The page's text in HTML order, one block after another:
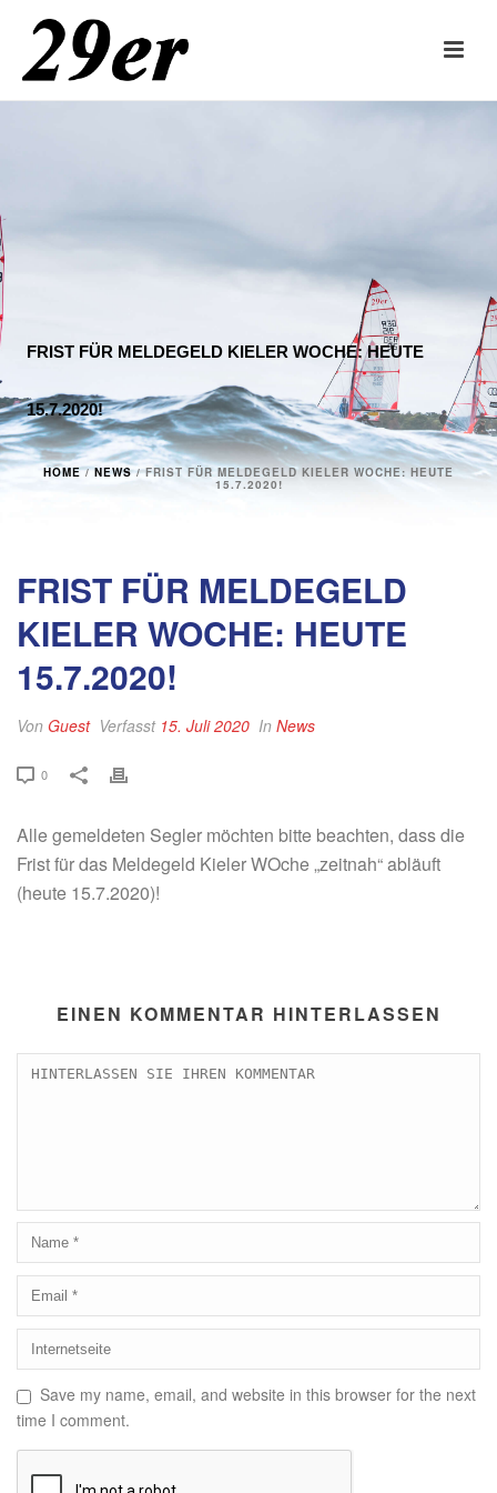
FRIST FÜR MELDEGELD KIELER WOCHE: HEUTE
15.7.2020!
HOME/NEWS/ FRIST FÜR MELDEGELD KIELER WOCHE: HEUTE
15.7.2020!
FRIST FÜR MELDEGELD
KIELER WOCHE: HEUTE
15.7.2020!
Von Guest Verfasst 15. Juli 2020 In News
0
Alle gemeldeten Segler möchten bitte beachten, dass die
Frist für das Meldegeld Kieler WOche „zeitnah“ abläuft
(heute 15.7.2020)!
EINEN KOMMENTAR HINTERLASSEN
Save my name, email, and website in this browser for the next
time I comment.